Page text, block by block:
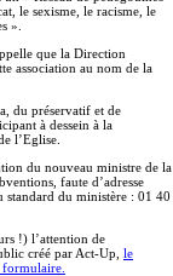
le sexisme, le racisme, le
».
que la Direction
association au nom de la
du préservatif et de
à dessein à la
l’Eglise.
du nouveau ministre de la
faute d’adresse
standard du ministère : 01 40
!) l’attention de
créé par Act-Up, le